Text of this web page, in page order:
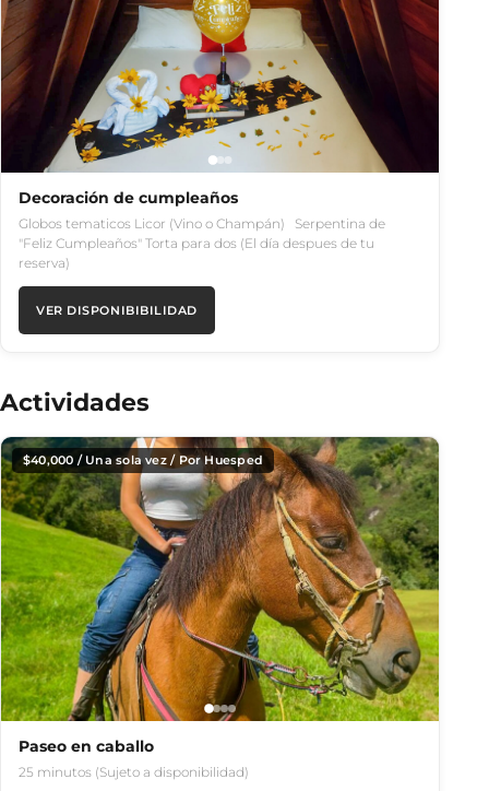
Decoración de cumpleaños
Globos tematicos Licor (Vino o Champán) Serpentina de
"Feliz Cumpleaños" Torta para dos (El día despues de tu
reserva)
VER DISPONIBIBILIDAD
Actividades
$40,000 / Una sola vez / Por Huesped
Paseo en caballo
25 minutos (Sujeto a disponibilidad)